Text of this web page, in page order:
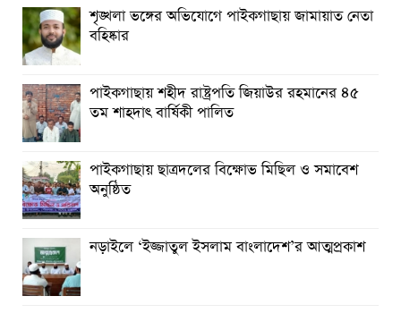
শৃঙ্খলা ভঙ্গের অভিযোগে পাইকগাছায় জামায়াত নেতা
বহিষ্কার
পাইকগাছায় শহীদ রাষ্ট্রপতি জিয়াউর রহমানের ৪৫
তম শাহদাৎ বার্ষিকী পালিত
পাইকগাছায় ছাত্রদলের বিক্ষোভ মিছিল ও সমাবেশ
অনুষ্ঠিত
নড়াইলে ‘ইজ্জাতুল ইসলাম বাংলাদেশ’র আত্মপ্রকাশ